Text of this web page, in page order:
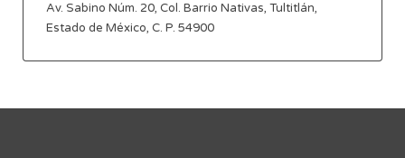
Av. Sabino Núm. 20, Col. Barrio Nativas, Tultitlán,
Estado de México, C. P. 54900